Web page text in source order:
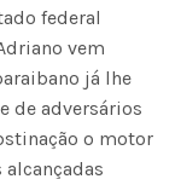
federal
vem
já lhe
de adversários
o motor